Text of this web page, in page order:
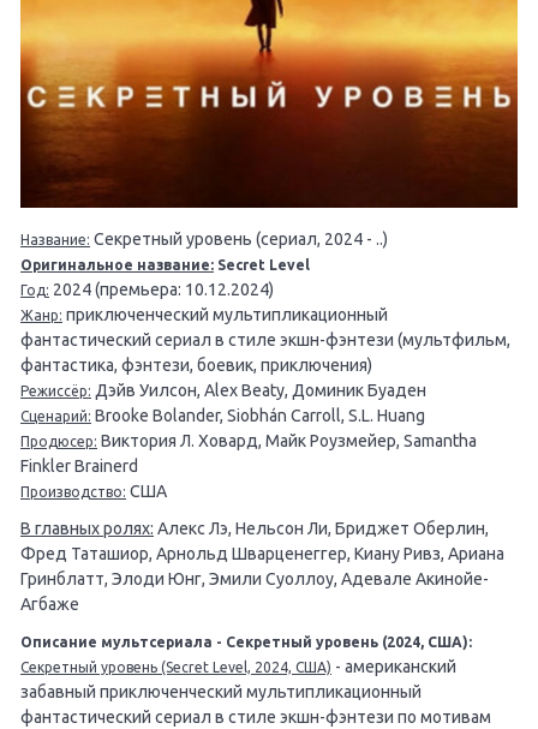
Название: Секретный уровень (сериал, 2024 - ..)
Оригинальное название: Secret Level
Год: 2024 (премьера: 10.12.2024)
Жанр: приключенческий мультипликационный
фантастический сериал в стиле экшн-фэнтези (мультфильм,
фантастика, фэнтези, боевик, приключения)
Режиссёр: Дэйв Уилсон, Alex Beaty, Доминик Буаден
Сценарий: Brooke Bolander, Siobhán Carroll, S.L. Huang
Продюсер: Виктория Л. Ховард, Майк Роузмейер, Samantha
Finkler Brainerd
Производство: США
В главных ролях: Алекс Лэ, Нельсон Ли, Бриджет Оберлин,
Фред Таташиор, Арнольд Шварценеггер, Киану Ривз, Ариана
Гринблатт, Элоди Юнг, Эмили Суоллоу, Адевале Акинойе-
Агбаже
Описание мультсериала - Секретный уровень (2024, США):
Секретный уровень (Secret Level, 2024, США) - американский
забавный приключенческий мультипликационный
фантастический сериал в стиле экшн-фэнтези по мотивам